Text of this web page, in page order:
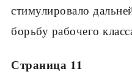
стимулировало
борьбу рабочего
Страница 11